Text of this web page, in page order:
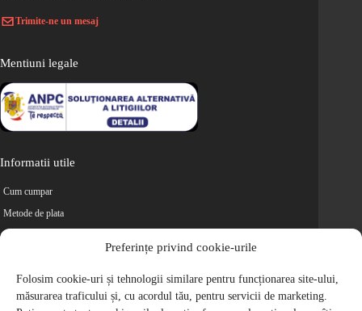
Preferințe privind cookie-urile
Folosim cookie-uri și tehnologii similare pentru funcționarea site-ului,
măsurarea traficului și, cu acordul tău, pentru servicii de marketing.
Trimite-ne un mesaj
Mentiuni legale
Informatii utile
Cum cumpar
Metode de plata
Retur
Cariere